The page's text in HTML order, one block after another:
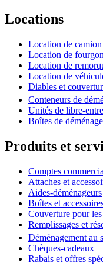
Locations
Location de
Location de
Location de
Location de
Diables et
Conteneurs de
Unités de libre-
Boîtes de
Produits et
Comptes
Attaches et
Aides-déménageurs
Boîtes et
Couverture pour
Remplissages et
Déménagement au
Chèques-cadeaux
Rabais et offres